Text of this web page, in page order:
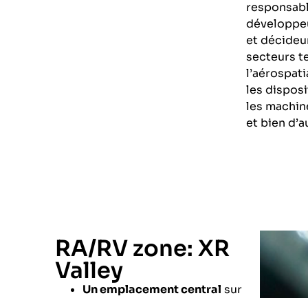
et
secteurs
les
les
et bien
RA/RV zone: XR
Valley
Un emplacement central sur